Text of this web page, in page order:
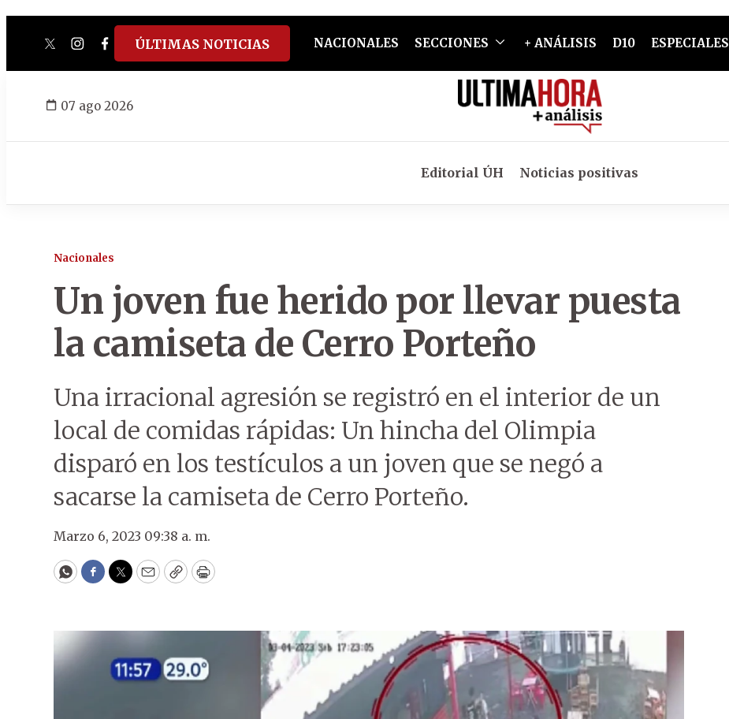
twitterinstagram
facebook
tiktokyoutube
spotify
ÚLTIMAS NOTICIAS NACIONALES SECCIONES + ANÁLISIS D10 ESPECIALES
07 ago 2026
Editorial ÚH Noticias positivas
Nacionales
Un joven fue herido por llevar puesta
la camiseta de Cerro Porteño
Una irracional agresión se registró en el interior de un
local de comidas rápidas: Un hincha del Olimpia
disparó en los testículos a un joven que se negó a
sacarse la camiseta de Cerro Porteño.
Marzo 6, 2023 09:38 a. m.
WhatsApp
Facebook
Twitter
EmailCopyPrint